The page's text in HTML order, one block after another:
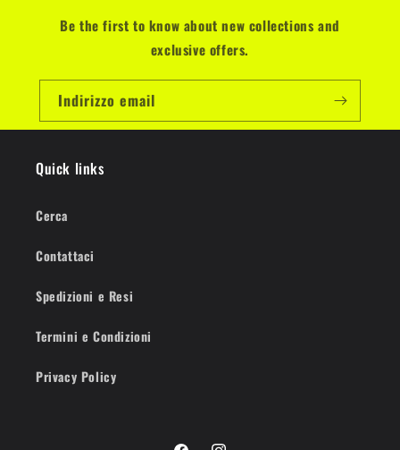
Be the first to know about new collections and
exclusive offers.
Indirizzo email
Quick links
Cerca
Contattaci
Spedizioni e Resi
Termini e Condizioni
Privacy Policy